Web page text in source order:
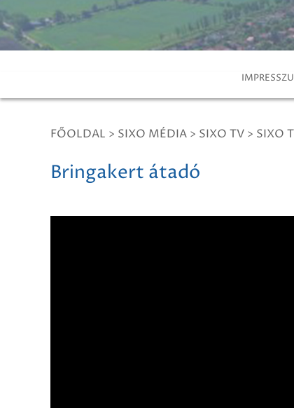
FŐOLDAL > SIXO MÉDIA > SIXO TV > SIXO
Bringakert átadó